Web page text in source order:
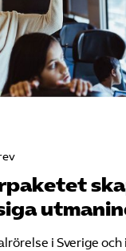
i Sverige och